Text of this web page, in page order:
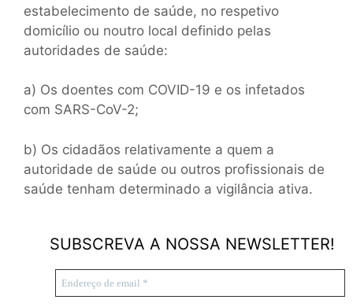
estabelecimento de saúde, no respetivo
domicílio ou noutro local definido pelas
autoridades de saúde:
a) Os doentes com COVID-19 e os infetados
com SARS-CoV-2;
b) Os cidadãos relativamente a quem a
autoridade de saúde ou outros profissionais de
saúde tenham determinado a vigilância ativa.
SUBSCREVA A NOSSA NEWSLETTER!